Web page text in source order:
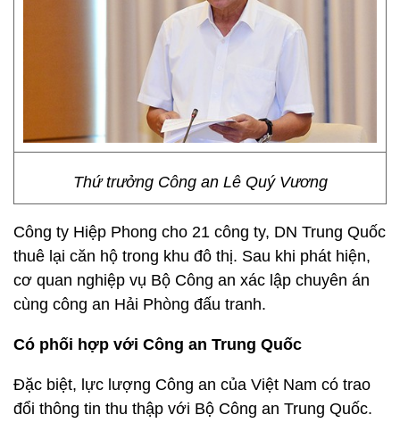
Thứ trưởng Công an Lê Quý Vương
Công ty Hiệp Phong cho 21 công ty, DN Trung Quốc
thuê lại căn hộ trong khu đô thị. Sau khi phát hiện,
cơ quan nghiệp vụ Bộ Công an xác lập chuyên án
cùng công an Hải Phòng đấu tranh.
Có phối hợp với Công an Trung Quốc
Đặc biệt, lực lượng Công an của Việt Nam có trao
đổi thông tin thu thập với Bộ Công an Trung Quốc.